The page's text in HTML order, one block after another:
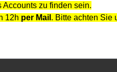
zu finden sein.
12h per Mail . Bitte achten Sie